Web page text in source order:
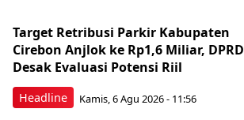
Headline
Target Retribusi Parkir Kabupaten
Cirebon Anjlok ke Rp1,6 Miliar, DPRD
Desak Evaluasi Potensi Riil
Kamis, 6 Agu 2026 - 11:56